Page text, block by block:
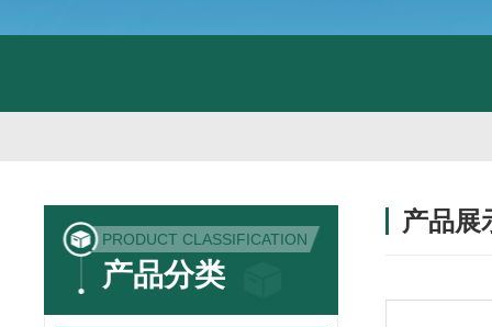
PRODUCT CLASSIFICATION
产品分类
产品展